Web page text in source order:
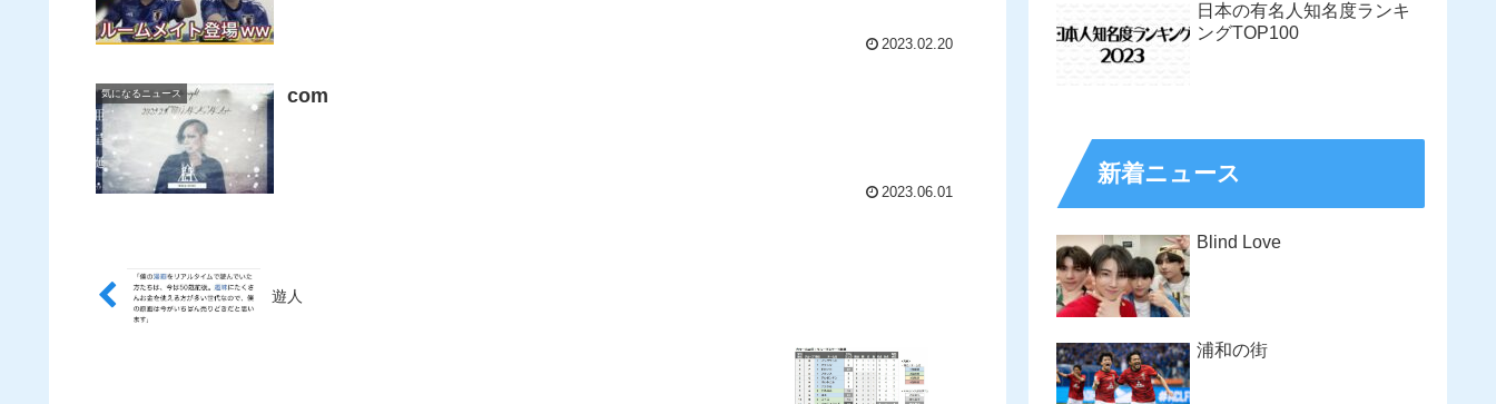
2023.02.20
気になるニュース com
2023.06.01
遊人
日本の有名人知名度ランキ
ングTOP100
新着ニュース
Blind Love
浦和の街